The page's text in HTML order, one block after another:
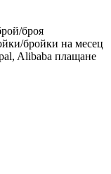
броя
бройки на месец
Alibaba плащане